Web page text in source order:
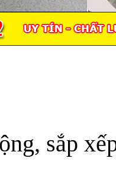
sắp